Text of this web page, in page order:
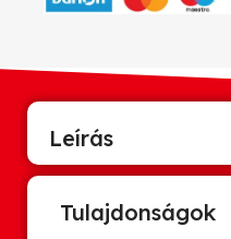
Leírás
Tulajdonságok